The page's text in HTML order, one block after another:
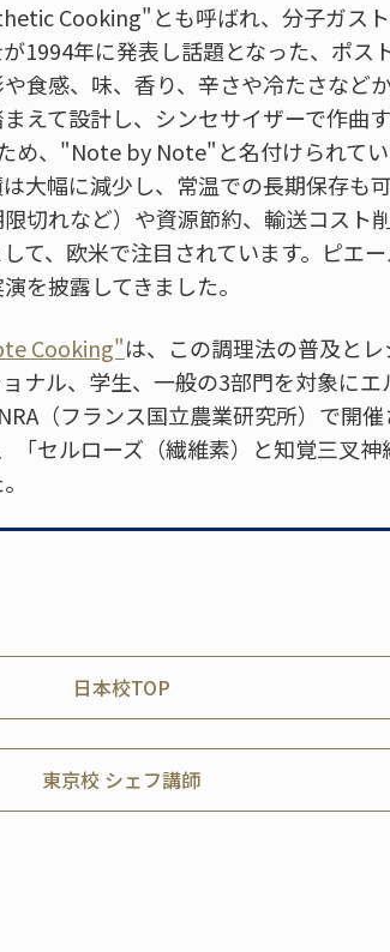
Cooking"とも呼ばれ、分子ガス
1994年に発表し話題となった、ポス
食感、味、香り、辛さや冷たさなど
えて設計し、シンセサイザーで作曲
め、"Note by Note"と名付けられて
大幅に減少し、常温での長期保存も
切れなど）や資源節約、輸送コスト
て、欧米で注目されています。ピエ
を披露してきました。
Cooking"は、この調理法の普及と
ナル、学生、一般の3部門を対象に
（フランス国立農業研究所）で開
「セルローズ（繊維素）と知覚三叉
日本校TOP
東京校 シェフ講師